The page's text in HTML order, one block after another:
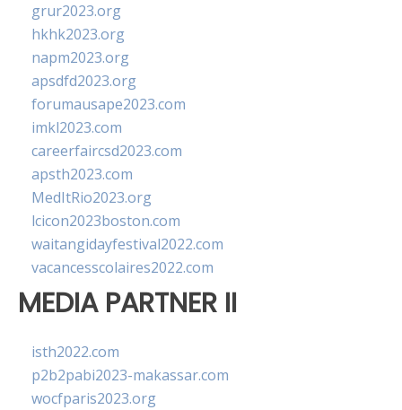
grur2023.org
hkhk2023.org
napm2023.org
apsdfd2023.org
forumausape2023.com
imkl2023.com
careerfaircsd2023.com
apsth2023.com
MedItRio2023.org
lcicon2023boston.com
waitangidayfestival2022.com
vacancesscolaires2022.com
MEDIA PARTNER II
isth2022.com
p2b2pabi2023-makassar.com
wocfparis2023.org